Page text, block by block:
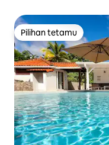
Pilihan tetamu
Pilihan tetamu